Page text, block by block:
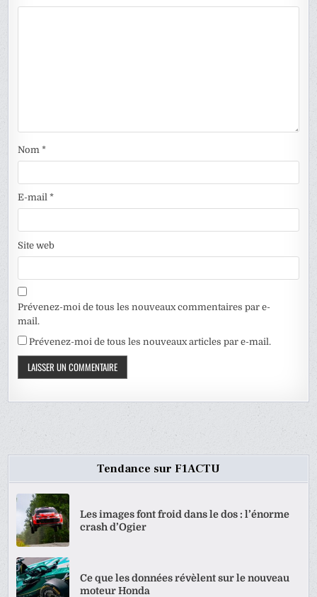
Nom*
E-mail*
Site web
Prévenez-moi de tous les nouveaux commentaires par e-
mail.
Prévenez-moi de tous les nouveaux articles par e-mail.
Tendance sur F1ACTU
Les images font froid dans le dos : l’énorme
crash d’Ogier
Ce que les données révèlent sur le nouveau
moteur Honda